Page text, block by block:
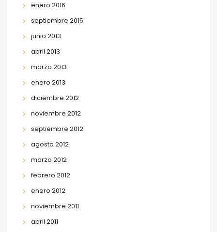
enero 2016
septiembre 2015
junio 2013
abril 2013
marzo 2013
enero 2013
diciembre 2012
noviembre 2012
septiembre 2012
agosto 2012
marzo 2012
febrero 2012
enero 2012
noviembre 2011
abril 2011